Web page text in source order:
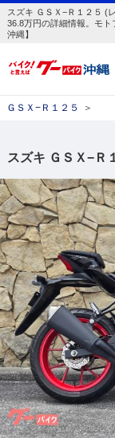
スズキ ＧＳＸ−Ｒ１２５ (
36.8万円の詳細情報。モ
沖縄】
ＧＳＸ−Ｒ１２５ ＞
スズキ ＧＳＸ−Ｒ